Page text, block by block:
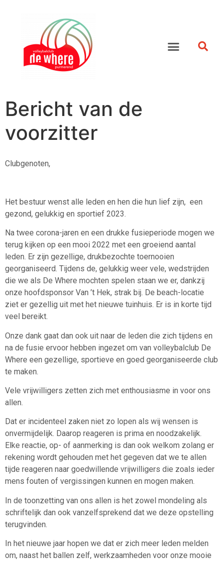
Bericht van de
voorzitter
Clubgenoten,
Het bestuur wenst alle leden en hen die hun lief zijn, een
gezond, gelukkig en sportief 2023.
Na twee corona-jaren en een drukke fusieperiode mogen we
terug kijken op een mooi 2022 met een groeiend aantal
leden. Er zijn gezellige, drukbezochte toernooien
georganiseerd. Tijdens de, gelukkig weer vele, wedstrijden
die we als De Where mochten spelen staan we er, dankzij
onze hoofdsponsor Van ’t Hek, strak bij. De beach-locatie
ziet er gezellig uit met het nieuwe tuinhuis. Er is in korte tijd
veel bereikt.
Onze dank gaat dan ook uit naar de leden die zich tijdens en
na de fusie ervoor hebben ingezet om van volleybalclub De
Where een gezellige, sportieve en goed georganiseerde club
te maken.
Vele vrijwilligers zetten zich met enthousiasme in voor ons
allen.
Dat er incidenteel zaken niet zo lopen als wij wensen is
onvermijdelijk. Daarop reageren is prima en noodzakelijk.
Elke reactie, op- of aanmerking is dan ook welkom zolang er
rekening wordt gehouden met het gegeven dat we te allen
tijde reageren naar goedwillende vrijwilligers die zoals ieder
mens fouten of vergissingen kunnen en mogen maken.
In de toonzetting van ons allen is het zowel mondeling als
schriftelijk dan ook vanzelfsprekend dat we deze opstelling
terugvinden.
In het nieuwe jaar hopen we dat er zich meer leden melden
om, naast het ballen zelf, werkzaamheden voor onze mooie